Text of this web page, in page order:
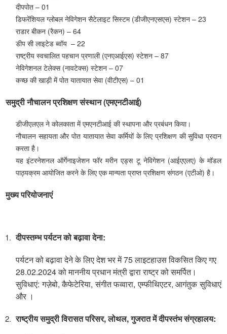
दीपपोत – 01
डिफरेंशियल ग्लोबल नेविगेशन सैटेलाइट सिस्टम (डीजीएनएसएस) स्टेशन – 23
राडार बीकन (रैकन) – 64
डीप सी लाइटेड ब्वॉय – 22
राष्ट्रीय स्वचालित पहचान प्रणाली (एनएआईएस) स्टेशन – 87
नेविगेशनल टेलेक्स (नावटेक्स) स्टेशन – 07
कच्छ की खाड़ी में पोत यातायात सेवा (वीटीएस) – 01
समुद्री नौचालन प्रशिक्षण संस्थान (एमएनटीआई)
डीजीएलएल ने कोलकाता में एमएनटीआई की स्थापना और प्रबंधन किया।
नौचालन सहायता और पोत यातायात सेवा कर्मियों के लिए प्रशिक्षण की सुविधा प्रदान
करता है।
यह इंटरनेशनल ऑर्गेनाइजेशन फॉर मरीन एड्स टू नेविगेशन (आईएएलए) के मॉडल
पाठ्यक्रम आयोजित करने के लिए एक मान्यता प्राप्त प्रशिक्षण संगठन (एटीओ) है।
मुख्य परियोजनाएं
दीपस्तम्भ पर्यटन को बढ़ावा देना:
पर्यटन को बढ़ावा देने के लिए देश भर में 75 लाइटहाउस विकसित किए गए
28.02.2024 को माननीय प्रधान मंत्री द्वारा राष्ट्र को समर्पित।
सुविधाएं: गज़ेबो, कैफेटेरिया, संगीत फव्वारा, एम्फीथिएटर, आगंतुक सुविधाएं
और ।
राष्ट्रीय समुद्री विरासत परिसर, लोथल, गुजरात में दीपस्तंभ संग्रहालय: